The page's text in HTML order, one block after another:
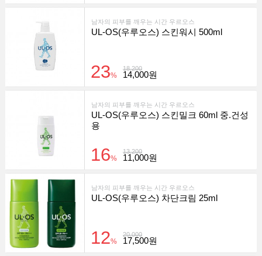
남자의 피부를 깨우는 시간 우르오스
UL-OS(우루오스) 스킨워시 500ml
18,200
23% 14,000원
남자의 피부를 깨우는 시간 우르오스
UL-OS(우루오스) 스킨밀크 60ml 중.건성
용
13,200
16% 11,000원
남자의 피부를 깨우는 시간 우르오스
UL-OS(우루오스) 차단크림 25ml
20,000
12% 17,500원